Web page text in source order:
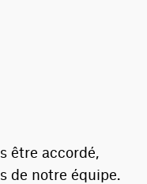
être accordé,
de notre équipe.